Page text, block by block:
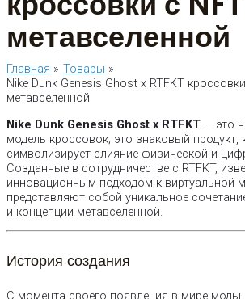
метавселенной
Главная
Товары
Nike Dunk Genesis Ghost x RTFKT
метавселенной
Nike Dunk Genesis Ghost x RTFKT — это
модель кроссовок; это знаковый продукт,
символизирует слияние физической и
Созданные в сотрудничестве с RTFKT,
инновационным подходом к виртуальной
представляют собой уникальное
и концепции метавселенной.
История создания
С момента своего появления в мире моды,